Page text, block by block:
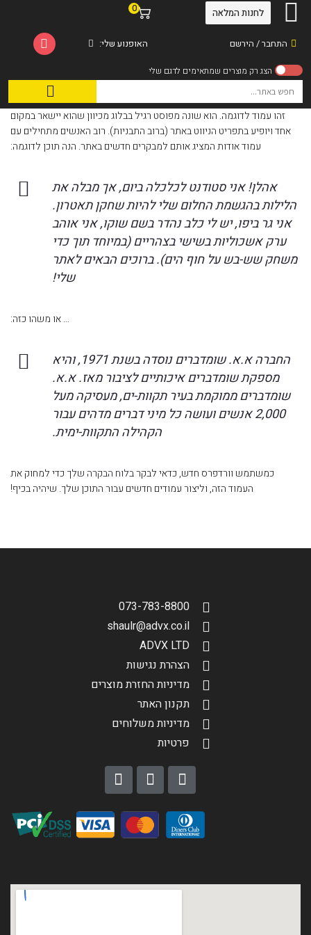
התחבר / הירשם
0
האופנוע שלי:
לחנות המלאה
זהו עמוד לדוגמה. הוא שונה מפוסט רגיל בבלוג מכיוון שהוא יישאר במקום
אחד ויופיע בתפריט הניווט באתר (ברוב התבניות). רוב האנשים מתחילים עם
עמוד אודות המציג אותם למבקרים חדשים באתר. הנה תוכן לדוגמה:
אהלן! אני סטודנט לכלכלה ביום, אך מבלה את
הלילות בהגשמת החלום שלי להיות שחקן תאטרון.
אני גר ביפו, יש לי כלב נהדר בשם שוקו, אני אוהב
ערק אשכוליות בשישי בצהריים (במיוחד תוך כדי
משחק שש-בש על חוף הים). ברוכים הבאים לאתר
שלי!
… או משהו כזה:
החברה א.א. שומדברים נוסדה בשנת 1971, והיא
מספקת שומדברים איכותיים לציבור מאז. א.א.
שומדברים ממוקמת בעיר תקוות-ים, מעסיקה מעל
2,000 אנשים ועושה כל מיני דברים מדהים עבור
הקהילה התקוות-ימית.
כמשתמש וורדפרס חדש, כדאי לבקרבלוח הבקרה שלך כדי למחוק את
העמוד הזה, וליצור עמודים חדשים עבור התוכן שלך. שיהיה בכיף!
073-783-8800
shaulr@advx.co.il
ADVX LTD
הצהרת נגישות
מדיניות החזרת מוצרים
תקנון האתר
מדיניות משלוחים
פרטיות
הגדר סוג האופנוע שלך